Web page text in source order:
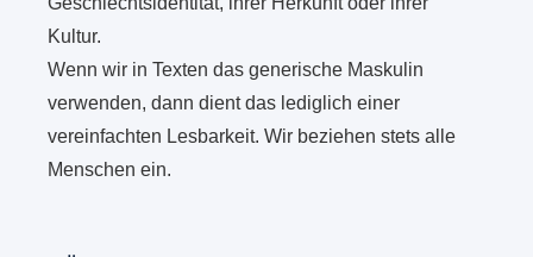
Kultur.
Wenn wir in Texten das generische Maskulin
verwenden, dann dient das lediglich einer
vereinfachten Lesbarkeit. Wir beziehen stets alle
Menschen ein.